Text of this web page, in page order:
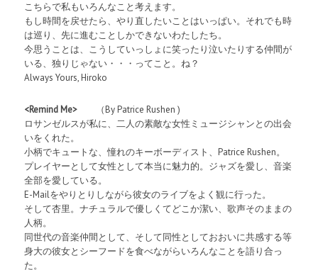
こちらで私もいろんなこと考えます。
もし時間を戻せたら、やり直したいことはいっぱい。それでも時
は巡り、先に進むことしかできないわたしたち。
今思うことは、こうしていっしょに笑ったり泣いたりする仲間が
いる、独りじゃない・・・ってこと。ね？
Always Yours, Hiroko
<Remind Me>（By Patrice Rushen )
ロサンゼルスが私に、二人の素敵な女性ミュージシャンとの出会
いをくれた。
小柄でキュートな、憧れのキーボーディスト、Patrice Rushen。
プレイヤーとして女性として本当に魅力的。ジャズを愛し、音楽
全部を愛している。
E-Mailをやりとりしながら彼女のライブをよく観に行った。
そして杏里。ナチュラルで優しくてどこか潔い、歌声そのままの
人柄。
同世代の音楽仲間として、そして同性としておおいに共感する等
身大の彼女とシーフードを食べながらいろんなことを語り合っ
た。